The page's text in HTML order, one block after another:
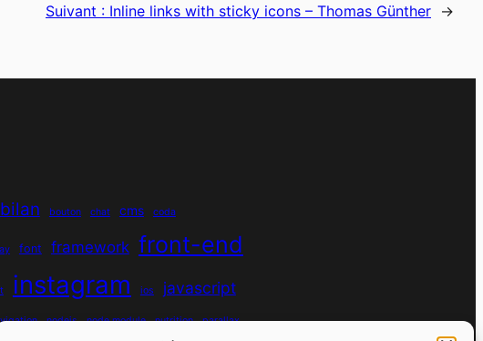
Suivant : Inline links with sticky icons – Thomas Günther →
bilan bouton chat cms coda
font framework front-end
instagram ios javascript
nodejs node module nutrition parallax